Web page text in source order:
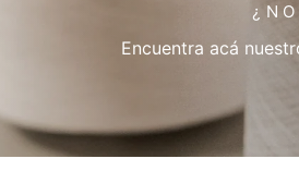
Encuentra acá